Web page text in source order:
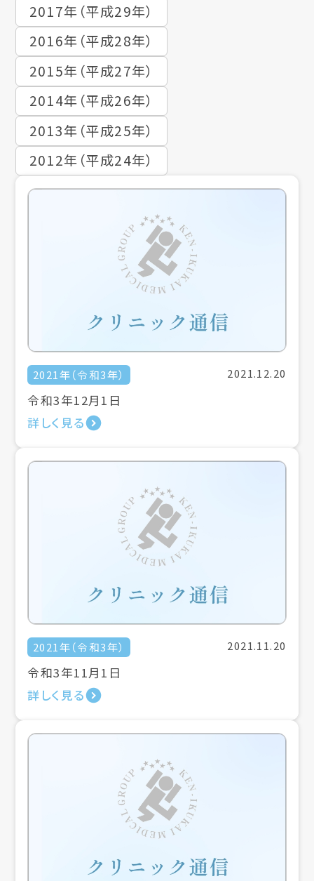
2017年（平成29年）
2016年（平成28年）
2015年（平成27年）
2014年（平成26年）
2013年（平成25年）
2012年（平成24年）
2021年（令和3年） 2021.12.20
令和3年12月1日
詳しく見る
2021年（令和3年） 2021.11.20
令和3年11月1日
詳しく見る